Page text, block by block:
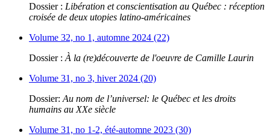
Dossier : Libération et conscientisation au Québec : réception
croisée de deux utopies latino-américaines
Volume 32, no 1, automne 2024 (22)
Dossier : À la (re)découverte de l'oeuvre de Camille Laurin
Volume 31, no 3, hiver 2024 (20)
Dossier: Au nom de l’universel: le Québec et les droits
humains au XXe siècle
Volume 31, no 1-2, été-automne 2023 (30)